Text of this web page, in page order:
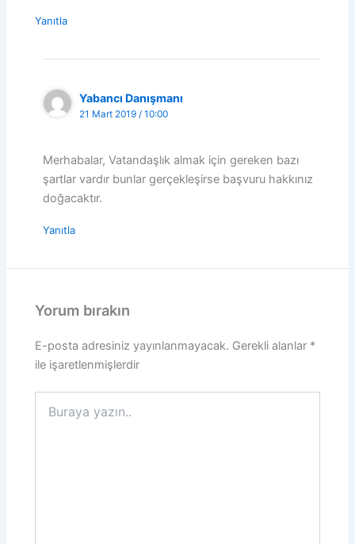
Yanıtla
Yabancı Danışmanı
21 Mart 2019 / 10:00
Merhabalar, Vatandaşlık almak için gereken bazı
şartlar vardır bunlar gerçekleşirse başvuru hakkınız
doğacaktır.
Yanıtla
Yorum bırakın
E-posta adresiniz yayınlanmayacak. Gerekli alanlar *
ile işaretlenmişlerdir
yazın..